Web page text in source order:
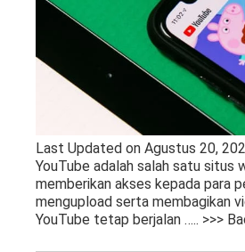
Last Updated on Agustus 20,
YouTube adalah salah satu situs
memberikan akses kepada para
mengupload serta membagikan
YouTube tetap berjalan ….. >>>